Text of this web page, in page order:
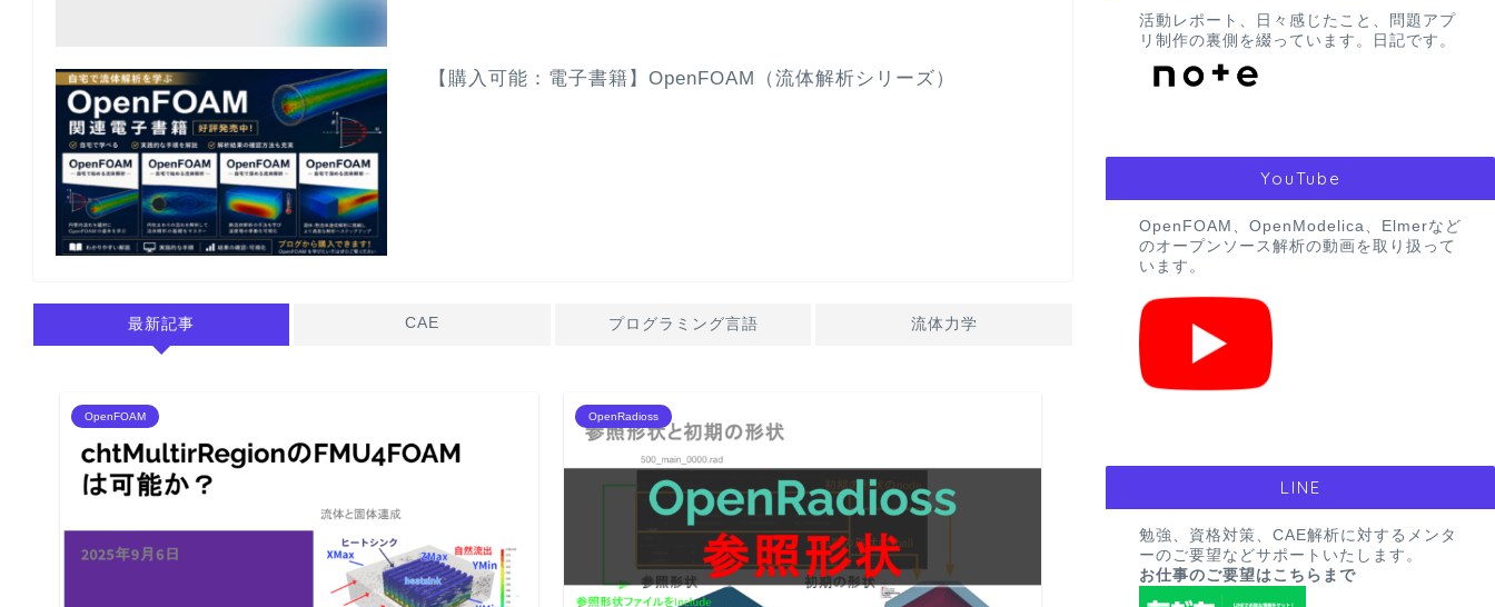
【購入可能：電子書籍】OpenFOAM（流体解析シリーズ）
最新記事 CAE プログラミング言語 流体力学
OpenFOAM OpenRadioss
活動レポート、日々感じたこと、問題アプ
リ制作の裏側を綴っています。日記です。
YouTube
OpenFOAM、OpenModelica、Elmerなど
のオープンソース解析の動画を取り扱って
います。
LINE
勉強、資格対策、CAE解析に対するメンタ
ーのご要望などサポートいたします。
お仕事のご要望はこちらまで